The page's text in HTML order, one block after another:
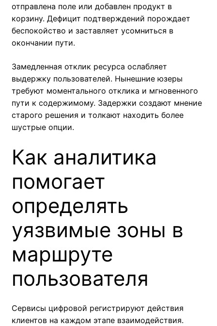
отправлена поле или добавлен продукт в
корзину. Дефицит подтверждений порождает
беспокойство и заставляет усомниться в
окончании пути.
Замедленная отклик ресурса ослабляет
выдержку пользователей. Нынешние юзеры
требуют моментального отклика и мгновенного
пути к содержимому. Задержки создают мнение
старого решения и толкают находить более
шустрые опции.
Как аналитика
помогает
определять
уязвимые зоны в
маршруте
пользователя
Сервисы цифровой регистрируют действия
клиентов на каждом этапе взаимодействия.